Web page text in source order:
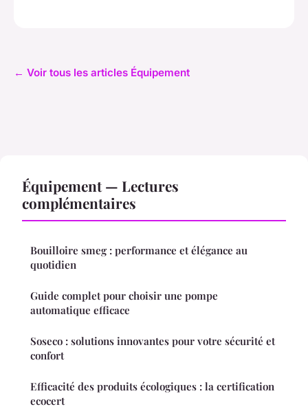
← Voir tous les articles Équipement
Équipement — Lectures
complémentaires
Bouilloire smeg : performance et élégance au
quotidien
Guide complet pour choisir une pompe
automatique efficace
Soseco : solutions innovantes pour votre sécurité et
confort
Efficacité des produits écologiques : la certification
ecocert